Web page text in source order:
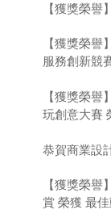
【獲獎榮譽】
【獲獎榮譽】
服務創新競
【獲獎榮譽】
玩創意大賽
恭賀商業設
【獲獎榮譽】
賞 榮獲 最